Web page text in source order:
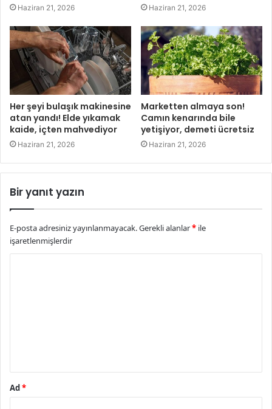
Haziran 21, 2026 Haziran 21, 2026
Her şeyi bulaşık makinesine
atan yandı! Elde yıkamak
kaide, içten mahvediyor
Haziran 21, 2026
Marketten almaya son!
Camın kenarında bile
yetişiyor, demeti ücretsiz
Haziran 21, 2026
Bir yanıt yazın
E-posta adresiniz yayınlanmayacak.Gerekli alanlar* ile
işaretlenmişlerdir
Ad*